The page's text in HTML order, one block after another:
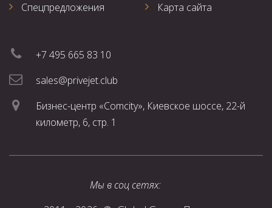
Спецпредложения
Карта сайта
+7 495 665 83 10
sales@privejet.club
Бизнес-центр «Comcity», Киевское шоссе, 22-й
километр, 6, стр. 1
Мы в соц сетях: